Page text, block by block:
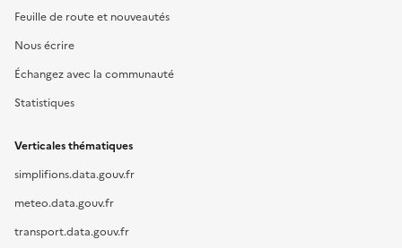
Feuille de route et nouveautés
Nous écrire
Échangez avec la communauté
Statistiques
Verticales thématiques
simplifions.data.gouv.fr
meteo.data.gouv.fr
transport.data.gouv.fr